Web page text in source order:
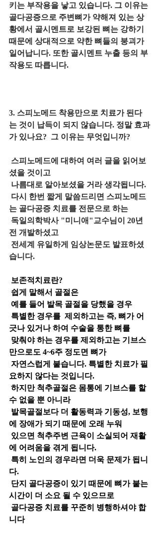
키는 부작용을 낳고 있습니다. 그 이유는
골다공증으로 주변뼈가 약해져 있는 상
황에서 골시멘트로 보강된 뼈는 강하기
때문에 상대적으로 약한 뼈들의 붕괴가
일어납니다. 또한 골시멘트 누출 등의 부
작용도 따릅니다.
3. 스피노메드 착용만으로 치료가 된다
는 것이 납득이 되지 않습니다. 정말 효과
가 있나요?  그 이유는 무엇입니까?
스피노메드에 대하여 여러 글을 읽어보
셨을 것이고
나름대로 알아보셨을 거라 생각됩니다.
다시 한번 짧게 말씀드리면 스피노메드
는 골다공증 치료를 전문으로 하는
독일의학박사 "미니애"교수님이 20년
전 개발하셨고
전세계 유일하게 임상논문도 발표하셨
습니다.
보존적치료란?
쉽게 말해서 골절은
예를 들어 발목 골절을 당했을 경우
특별한 경우를  제외하고는 즉, 뼈가 어
긋나 있거나 하여 수술을 통한 뼈를
맞춰야 하는 경우를 제외하고는 기브스
만으로도 4~6주 정도면 뼈가
자연스럽게 붙습니다. 특별한 치료가 필
요하지 않다는 것입니다.
하지만 척추골절은 몸통에 기브스를 할
수 없을 뿐 아니라
발목골절보다 더 활동력과 기동성, 보행
에 장애가 되기 때문에 오래 누워
있으면 척추주변 근육이 소실되어 재활
에 어려움을 겪게 됩니다.
특히 노인의 경우라면 더욱 문제가 됩니
다.
단지 골다공증이 있기 때문에 뼈가 붙는
시간이 더 소요 될 수 있으므로
골다공증 치료를 꾸준히 병행하셔야 합
니다